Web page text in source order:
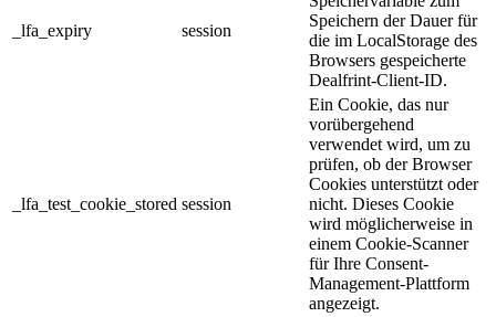
_lfa_expiry session
Speichern der Dauer für
die im LocalStorage des
Browsers gespeicherte
Dealfrint-Client-ID.
_lfa_test_cookie_stored session
Ein Cookie, das nur
vorübergehend
verwendet wird, um zu
prüfen, ob der Browser
Cookies unterstützt oder
nicht. Dieses Cookie
wird möglicherweise in
einem Cookie-Scanner
für Ihre Consent-
Management-Plattform
angezeigt.